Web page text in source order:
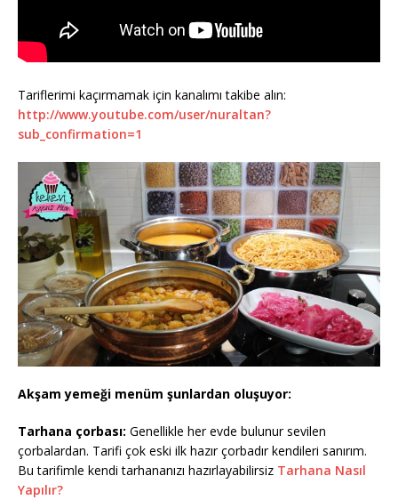
Tariflerimi kaçırmamak için kanalımı takibe alın:
http://www.youtube.com/user/nuraltan?
sub_confirmation=1
Akşam yemeği menüm şunlardan oluşuyor:
Tarhana çorbası: Genellikle her evde bulunur sevilen
çorbalardan. Tarifi çok eski ilk hazır çorbadır kendileri sanırım.
Bu tarifimle kendi tarhananızı hazırlayabilirsiz Tarhana Nasıl
Yapılır?